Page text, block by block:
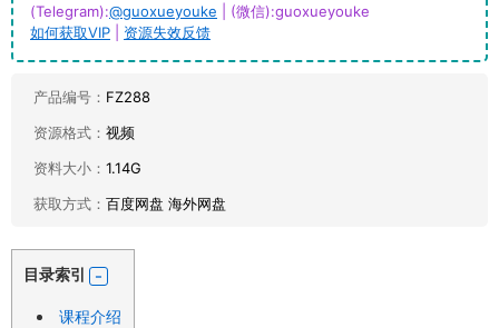
(Telegram):@guoxueyouke | (微信):guoxueyouke
如何获取VIP
资源失效反馈
产品编号： FZ288
资源格式： 视频
资料大小： 1.14G
获取方式： 百度网盘 海外网盘
目录索引
课程介绍